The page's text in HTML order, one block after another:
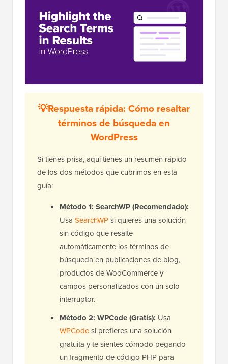
💡Respuesta rápida: Cómo resaltar
términos de búsqueda en
WordPress
Si tienes prisa, aquí tienes un resumen rápido
de los dos métodos que cubrimos en esta
guía:
Método 1: SearchWP (Recomendado):
Usa SearchWPsi quieres una solución
sin código que resalte
automáticamente los términos de
búsqueda en publicaciones de blog,
productos de WooCommerce y
campos personalizados con un solo
interruptor.
Método 2: WPCode (Gratis): Usa
WPCodesi prefieres una solución
gratuita y te sientes cómodo pegando
un fragmento de código PHP para